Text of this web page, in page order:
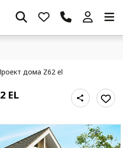
дома Z62 el
EL